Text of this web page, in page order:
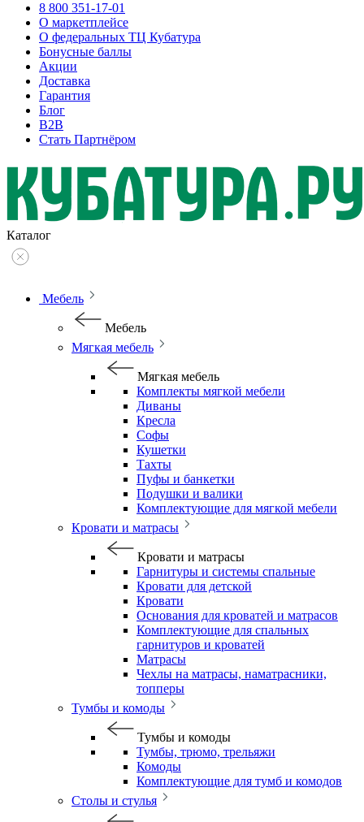
8 800 351-17-01
О маркетплейсе
О федеральных ТЦ Кубатура
Бонусные баллы
Акции
Доставка
Гарантия
Блог
B2B
Стать Партнёром
Каталог
Мебель
Мебель
Мягкая мебель
Мягкая мебель
Комплекты мягкой мебели
Диваны
Кресла
Софы
Кушетки
Тахты
Пуфы и банкетки
Подушки и валики
Комплектующие для мягкой мебели
Кровати и матрасы
Кровати и матрасы
Гарнитуры и системы спальные
Кровати для детской
Кровати
Основания для кроватей и матрасов
Комплектующие для спальных
гарнитуров и кроватей
Матрасы
Чехлы на матрасы, наматрасники,
топперы
Тумбы и комоды
Тумбы и комоды
Тумбы, трюмо, трельяжи
Комоды
Комплектующие для тумб и комодов
Столы и стулья